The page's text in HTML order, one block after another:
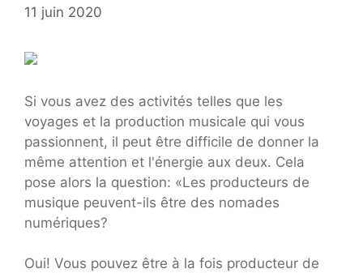
11 juin 2020
Si vous avez des activités telles que les
voyages et la production musicale qui vous
passionnent, il peut être difficile de donner la
même attention et l'énergie aux deux. Cela
pose alors la question: «Les producteurs de
musique peuvent-ils être des nomades
numériques?
Oui! Vous pouvez être à la fois producteur de